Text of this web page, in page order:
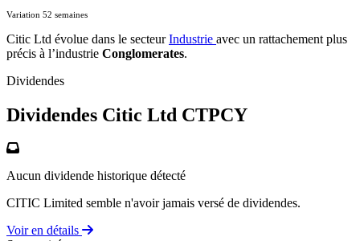
Variation 52 semaines
Citic Ltd évolue dans le secteurIndustrie avec un rattachement plus
précis à l’industrie Conglomerates.
Dividendes
Dividendes Citic Ltd CTPCY
Aucun dividende historique détecté
CITIC Limited semble n'avoir jamais versé de dividendes.
Voir en détails